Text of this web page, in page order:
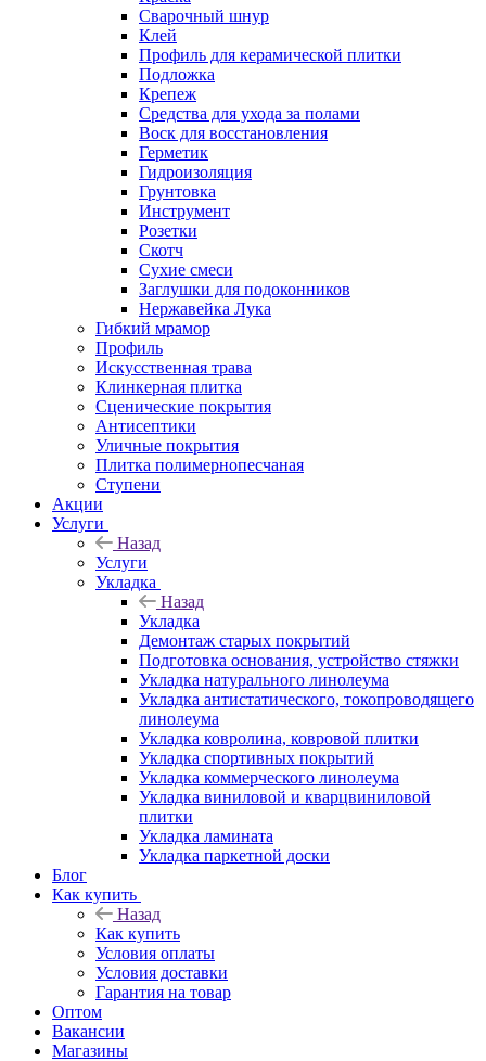
Сварочный шнур
Клей
Профиль для керамической плитки
Подложка
Крепеж
Средства для ухода за полами
Воск для восстановления
Герметик
Гидроизоляция
Грунтовка
Инструмент
Розетки
Скотч
Сухие смеси
Заглушки для подоконников
Нержавейка Лука
Гибкий мрамор
Профиль
Искусственная трава
Клинкерная плитка
Сценические покрытия
Антисептики
Уличные покрытия
Плитка полимернопесчаная
Ступени
Акции
Услуги
Назад
Услуги
Укладка
Назад
Укладка
Демонтаж старых покрытий
Подготовка основания, устройство стяжки
Укладка натурального линолеума
Укладка антистатического, токопроводящего
линолеума
Укладка ковролина, ковровой плитки
Укладка спортивных покрытий
Укладка коммерческого линолеума
Укладка виниловой и кварцвиниловой
плитки
Укладка ламината
Укладка паркетной доски
Блог
Как купить
Назад
Как купить
Условия оплаты
Условия доставки
Гарантия на товар
Оптом
Вакансии
Магазины